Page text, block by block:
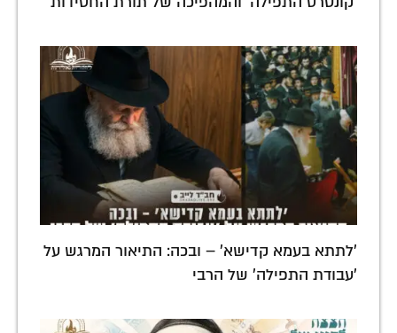
'לתתא בעמא קדישא' – ובכה: התיאור המרגש על
'עבודת התפילה' של הרבי